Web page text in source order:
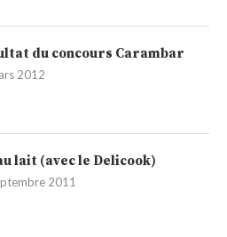
du concours Carambar
2012
lait (avec le Delicook)
2011